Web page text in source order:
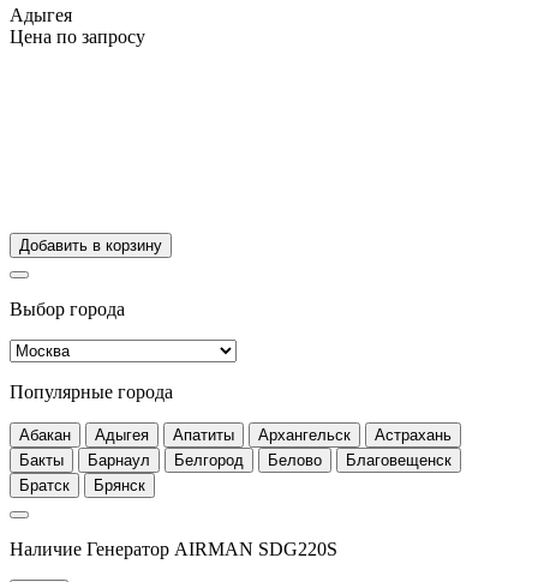
Адыгея
Цена по запросу
Добавить в корзину
Выбор города
Популярные города
Абакан Адыгея Апатиты Архангельск
Астрахань
Бакты
Барнаул Белгород Белово
Благовещенск
Братск
Брянск
Наличие Генератор AIRMAN SDG220S